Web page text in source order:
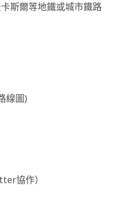
斯爾等地鐵或城市鐵路
線圖)
協作）